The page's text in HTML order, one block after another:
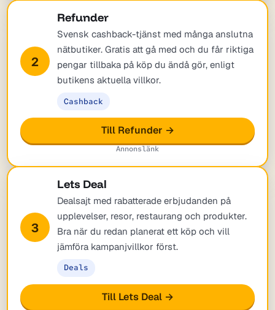
2
Refunder
Svensk cashback-tjänst med många anslutna
nätbutiker. Gratis att gå med och du får riktiga
pengar tillbaka på köp du ändå gör, enligt
butikens aktuella villkor.
Cashback
Till Refunder →
Annonslänk
3
Lets Deal
Dealsajt med rabatterade erbjudanden på
upplevelser, resor, restaurang och produkter.
Bra när du redan planerat ett köp och vill
jämföra kampanjvillkor först.
Deals
Till Lets Deal →